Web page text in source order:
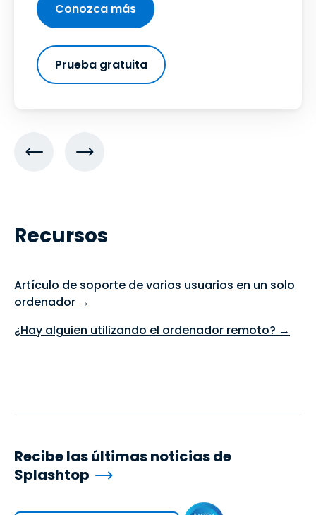
Conozca más
Prueba gratuita
Recursos
Artículo de soporte de varios usuarios en un solo
ordenador →
¿Hay alguien utilizando el ordenador remoto? →
Recibe las últimas noticias de
Splashtop